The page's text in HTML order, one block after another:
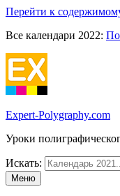
Перейти к
Все календари 2022:
Expert-Polygraphy.com
Уроки
Искать:
Меню